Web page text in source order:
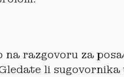
razgovoru za
li sugovornika